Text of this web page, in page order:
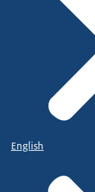
English